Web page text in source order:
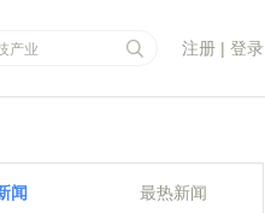
注册 | 登录
闻 最热新闻